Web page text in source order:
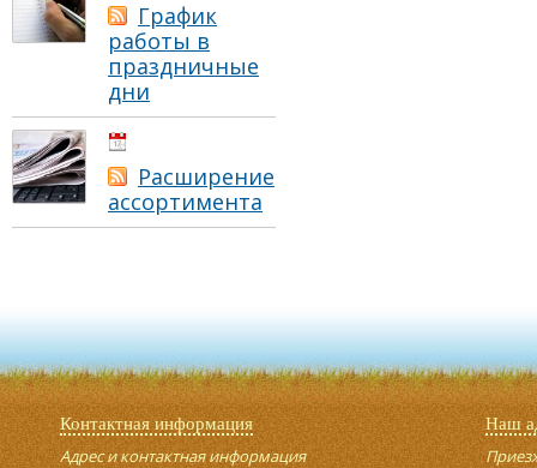
График
работы в
праздничные
дни
Расширение
ассортимента
Контактная информация
Адрес и контактная информация
Наш